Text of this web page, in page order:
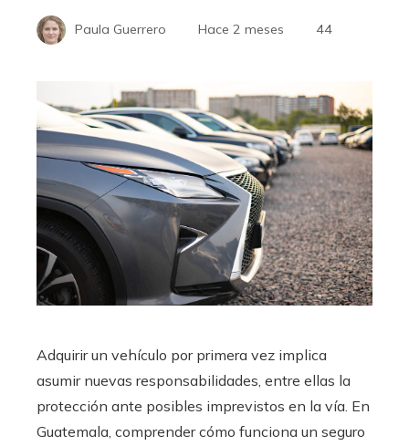
Paula Guerrero Hace 2 meses 44
Adquirir un vehículo por primera vez implica
asumir nuevas responsabilidades, entre ellas la
protección ante posibles imprevistos en la vía. En
Guatemala, comprender cómo funciona un seguro